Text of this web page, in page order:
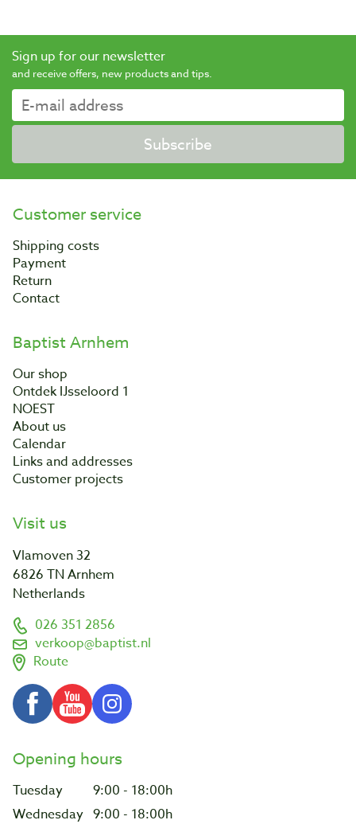
Sign up for our newsletter
and receive offers, new products and tips.
Subscribe
Customer service
Shipping costs
Payment
Return
Contact
Baptist Arnhem
Our shop
Ontdek IJsseloord 1
NOEST
About us
Calendar
Links and addresses
Customer projects
Visit us
Vlamoven 32
6826 TN Arnhem
Netherlands
026 351 2856
verkoop@baptist.nl
Route
Opening hours
Tuesday
9:00 - 18:00h
Wednesday 9:00 - 18:00h